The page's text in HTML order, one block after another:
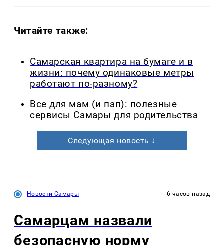
Читайте также:
Самарская квартира на бумаге и в
жизни: почему одинаковые метры
работают по-разному?
Все для мам (и пап): полезные
сервисы Самары для родительства
Следующая новость ↓
Новости Самары 6 часов назад
Самарцам назвали
безопасную норму